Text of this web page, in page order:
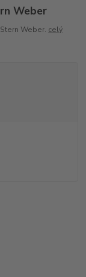
Weber
Weber. celý